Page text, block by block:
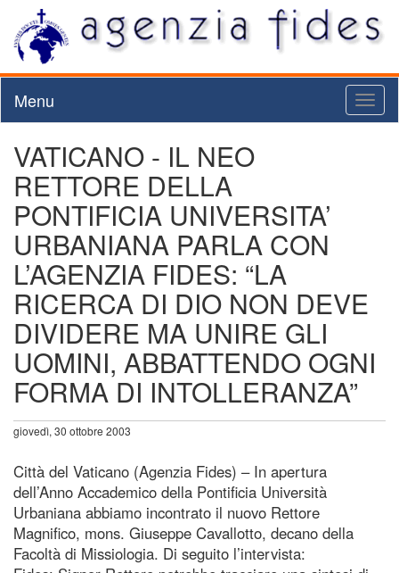
Menu
VATICANO - IL NEO
RETTORE DELLA
PONTIFICIA UNIVERSITA’
URBANIANA PARLA CON
L’AGENZIA FIDES: “LA
RICERCA DI DIO NON DEVE
DIVIDERE MA UNIRE GLI
UOMINI, ABBATTENDO OGNI
FORMA DI INTOLLERANZA”
giovedì, 30 ottobre 2003
Città del Vaticano (Agenzia Fides) – In apertura
dell’Anno Accademico della Pontificia Università
Urbaniana abbiamo incontrato il nuovo Rettore
Magnifico, mons. Giuseppe Cavallotto, decano della
Facoltà di Missiologia. Di seguito l’intervista: